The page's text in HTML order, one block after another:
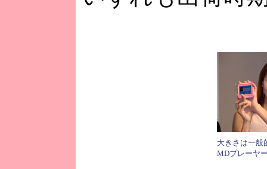
大きさは一般
MDプレーヤ